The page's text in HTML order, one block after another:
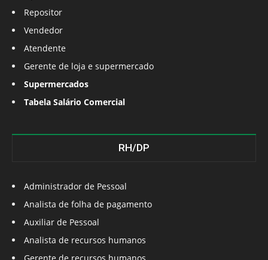
Repositor
Vendedor
Atendente
Gerente de loja e supermercado
Supermercados
Tabela Salário Comercial
RH/DP
Administrador de Pessoal
Analista de folha de pagamento
Auxiliar de Pessoal
Analista de recursos humanos